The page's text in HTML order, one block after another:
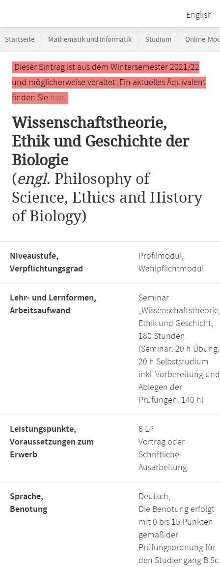
English
Navigation
Startseite Mathematik und Informatik Studium Online-
Wissenschaftstheorie, Ethik und Geschichte der Biologie
Hauptinhalt
Dieser Eintrag ist aus dem Wintersemester 2021/22
und möglicherweise veraltet. Ein aktuelles Äquivalent
finden Sie hier.
Wissenschaftstheorie,
Ethik und Geschichte der
Biologie
(engl. Philosophy of
Science, Ethics and History
of Biology)
Niveaustufe,
Verpflichtungsgrad
Profilmodul,
Wahlpflichtmodul
Lehr- und Lernformen,
Arbeitsaufwand
Seminar
„Wissenschaftstheorie,
Ethik und Geschicht,
180 Stunden
(Seminar: 20 h Übung:
20 h Selbststudium
inkl. Vorbereitung und
Ablegen der
Prüfungen: 140 h)
Leistungspunkte,
Voraussetzungen zum
Erwerb
6 LP
Vortrag oder
Schriftliche
Ausarbeitung
Sprache,
Benotung
Deutsch,
Die Benotung erfolgt
mit 0 bis 15 Punkten
gemäß der
Prüfungsordnung für
den Studiengang B.Sc.